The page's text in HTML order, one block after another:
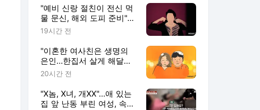
"예비 신랑 절친이 전신 먹
물 문신, 해외 도피 준비"…
예비 신부 '혼란'
19시간 전
"이혼한 여사친은 생명의
은인…한집서 살게 해달라"
남편 요구에 '절망'
20시간 전
"X놈, X녀, 개XX"…애 있는
집 앞 난동 부린 여성, 속옷